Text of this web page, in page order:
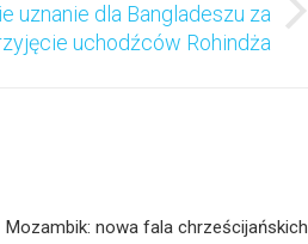
uznanie dla Bangladeszu za
uchodźców Rohindża
Mozambik: nowa fala chrześcijańskich